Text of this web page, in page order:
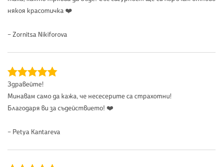
някоя красотичка ❤️
– Zornitsa Nikiforova
Здравейте!
Минавам само да кажа, че несесерите са страхотни!
Благодаря ви за съдействието! ❤️
– Petya Kantareva